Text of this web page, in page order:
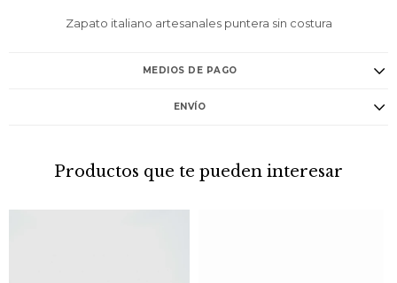
Zapato italiano artesanales puntera sin costura
MEDIOS DE PAGO
ENVÍO
Productos que te pueden interesar